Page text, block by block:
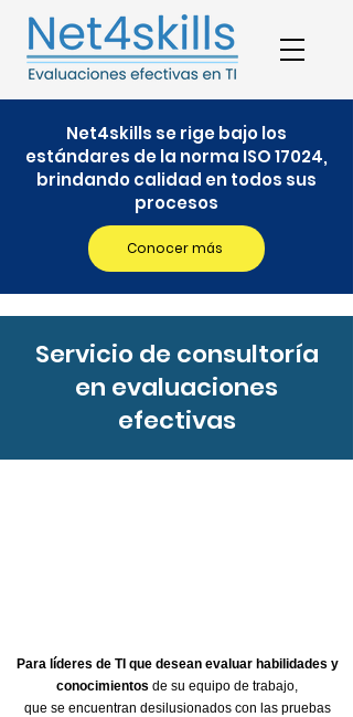
Net4skills se rige bajo los
estándares de la norma ISO 17024,
brindando calidad en todos sus
procesos
Conocer más
Servicio de consultoría
en evaluaciones
efectivas
Para líderes de TI que desean evaluar habilidades y
conocimientos de su equipo de trabajo,
que se encuentran desilusionados con las pruebas